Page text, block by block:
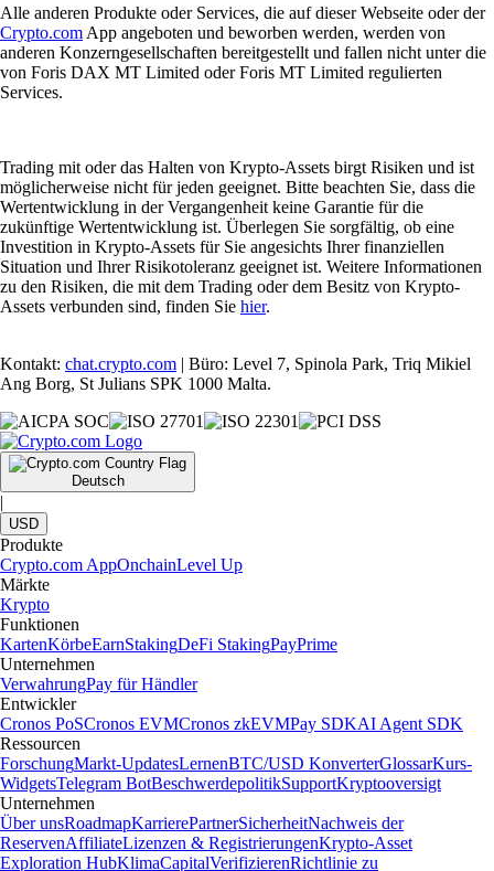
Alle anderen Produkte oder Services, die auf dieser Webseite oder der
Crypto.com App angeboten und beworben werden, werden von
anderen Konzerngesellschaften bereitgestellt und fallen nicht unter die
von Foris DAX MT Limited oder Foris MT Limited regulierten
Services.
Trading mit oder das Halten von Krypto-Assets birgt Risiken und ist
möglicherweise nicht für jeden geeignet. Bitte beachten Sie, dass die
Wertentwicklung in der Vergangenheit keine Garantie für die
zukünftige Wertentwicklung ist. Überlegen Sie sorgfältig, ob eine
Investition in Krypto-Assets für Sie angesichts Ihrer finanziellen
Situation und Ihrer Risikotoleranz geeignet ist. Weitere Informationen
zu den Risiken, die mit dem Trading oder dem Besitz von Krypto-
Assets verbunden sind, finden Sie hier.
Kontakt: chat.crypto.com | Büro: Level 7, Spinola Park, Triq Mikiel
Ang Borg, St Julians SPK 1000 Malta.
Deutsch
|
USD
Produkte
Crypto.com AppOnchainLevel Up
Märkte
Krypto
Funktionen
KartenKörbeEarnStakingDeFi StakingPayPrime
Unternehmen
VerwahrungPay für Händler
Entwickler
Cronos PoSCronos EVMCronos zkEVMPay SDKAI Agent SDK
Ressourcen
ForschungMarkt-UpdatesLernenBTC/USD KonverterGlossarKurs-
WidgetsTelegram BotBeschwerdepolitikSupportKryptooversigt
Unternehmen
Über unsRoadmapKarrierePartnerSicherheitNachweis der
ReservenAffiliateLizenzen & RegistrierungenKrypto-Asset
Exploration HubKlimaCapitalVerifizierenRichtlinie zu